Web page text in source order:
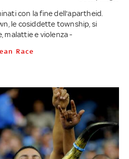
con la fine dell'apartheid.
le cosiddette township, si
malattie e violenza -
Race